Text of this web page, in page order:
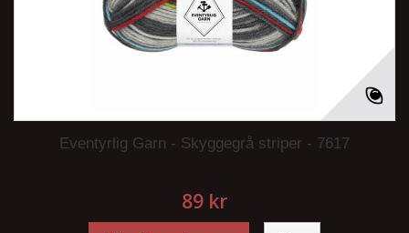
Eventyrlig Garn - Skyggegrå striper - 7617
89 kr